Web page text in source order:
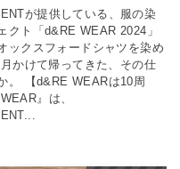
が提供している、服の染
クト「d&RE WEAR 2024」
ックスフォードシャツを染め
かけて帰ってきた、その仕
。 【d&RE WEARは10周
』は、